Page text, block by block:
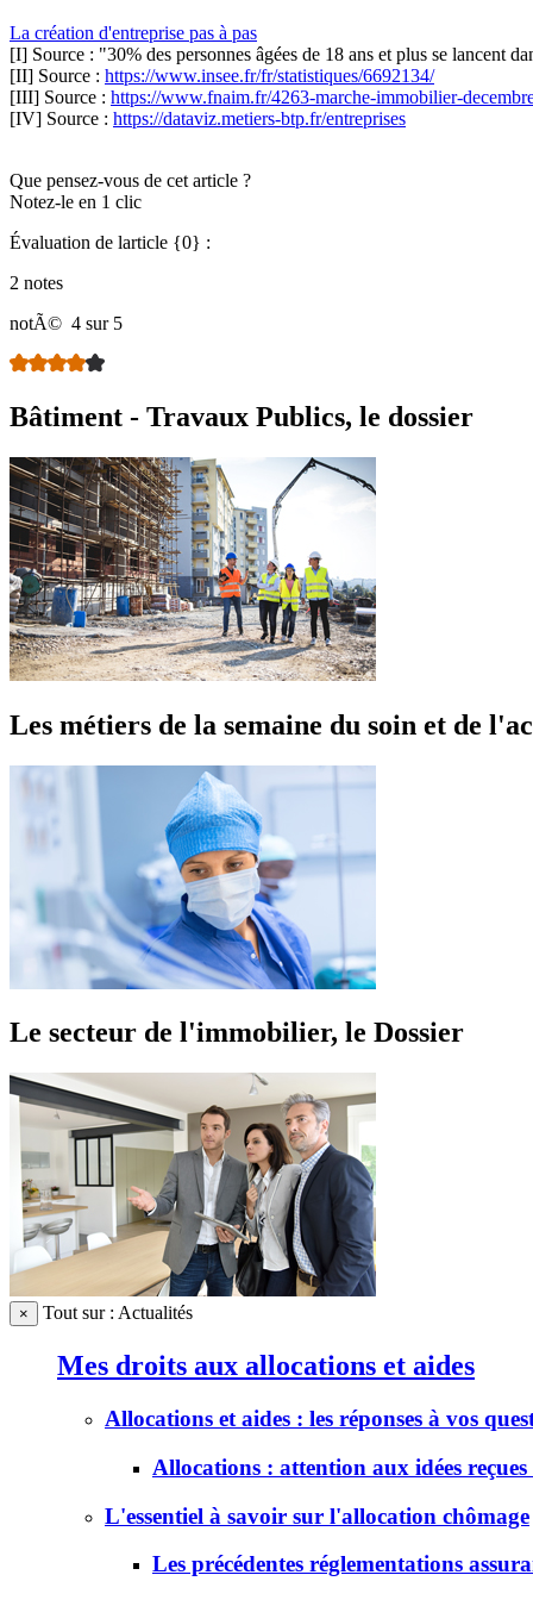
La création d'entreprise pas à pas
[I] Source : "30% des personnes âgées de 18 ans et plus se lancent
[II] Source : https://www.insee.fr/fr/statistiques/6692134/
[III] Source : https://www.fnaim.fr/4263-marche-immobilier-
[IV] Source : https://dataviz.metiers-btp.fr/entreprises
Que pensez-vous de cet article ?
Notez-le en 1 clic
Évaluation de larticle {0} :
2 notes
notÃ© 4 sur 5
Bâtiment - Travaux Publics, le dossier
Les métiers de la semaine du soin et de
Le secteur de l'immobilier, le Dossier
× Tout sur : Actualités
Mes droits aux allocations et aides
Allocations et aides : les réponses à vos
Allocations : attention aux idées reçues
L'essentiel à savoir sur l'allocation chômage
Les précédentes réglementations